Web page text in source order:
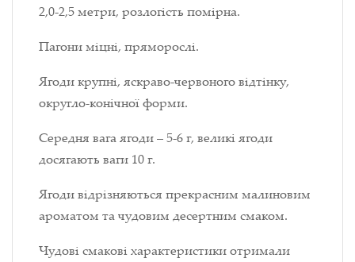
2,0-2,5 метри, розлогість помірна.
Пагони міцні, пряморослі.
Ягоди крупні, яскраво-червоного відтінку,
округло-конічної форми.
Середня вага ягоди – 5-6 г, великі ягоди
досягають ваги 10 г.
Ягоди відрізняються прекрасним малиновим
ароматом та чудовим десертним смаком.
Чудові смакові характеристики отримали